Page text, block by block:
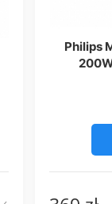
Philips